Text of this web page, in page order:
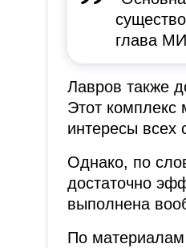
глава
Лавров также
Этот комплекс
интересы всех
Однако, по
достаточно
выполнена
По материалам